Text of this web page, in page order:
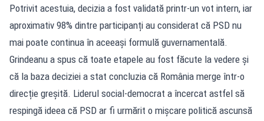
Potrivit acestuia, decizia a fost validată printr-un vot intern, iar
aproximativ 98% dintre participanți au considerat că PSD nu
mai poate continua în aceeași formulă guvernamentală.
Grindeanu a spus că toate etapele au fost făcute la vedere și
că la baza deciziei a stat concluzia că România merge într-o
direcție greșită. Liderul social-democrat a încercat astfel să
respingă ideea că PSD ar fi urmărit o mișcare politică ascunsă